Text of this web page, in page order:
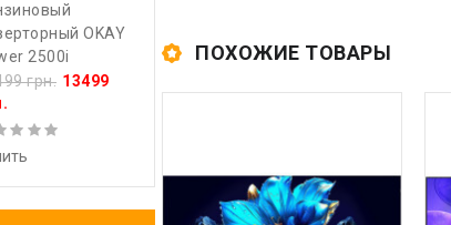
OKAY
2500i
грн. 13499
ПОХОЖИЕ ТОВАРЫ